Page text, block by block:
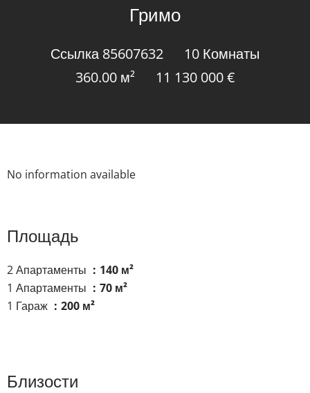
Гримо
Ссылка 85607632
10 Комнаты
360.00 м² 11 130 000 €
No information available
Площадь
2 Апартаменты
140 м²
1 Апартаменты
70 м²
1 Гараж
200 м²
Близости